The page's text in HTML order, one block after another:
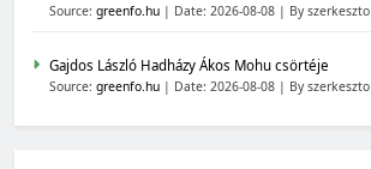
Source: greenfo.hu Date: 2026-08-08 By szerkeszto
Gajdos László Hadházy Ákos Mohu csörtéje
Source: greenfo.hu Date: 2026-08-08 By szerkeszto